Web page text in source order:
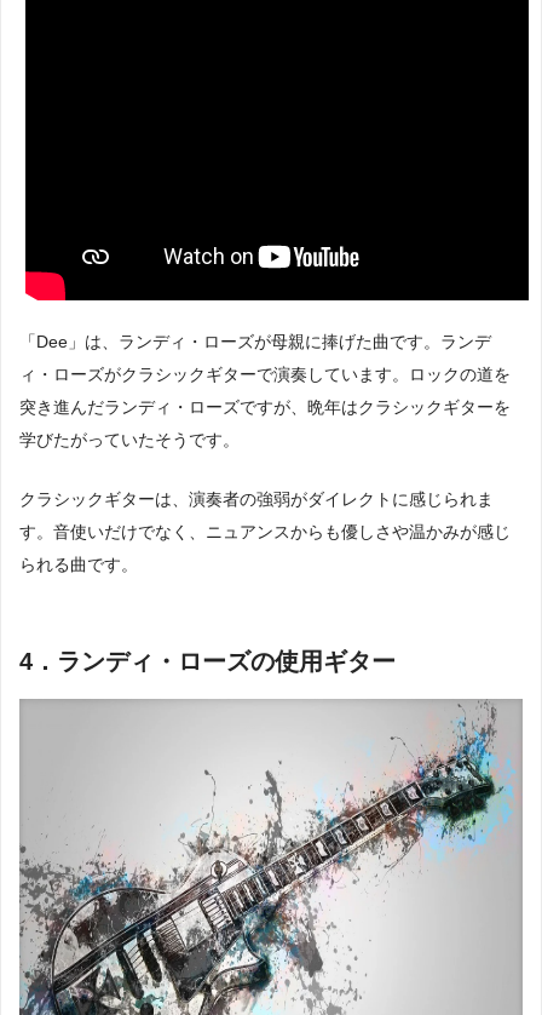
「Dee」は、ランディ・ローズが母親に捧げた曲です。ランデ
ィ・ローズがクラシックギターで演奏しています。ロックの道を
突き進んだランディ・ローズですが、晩年はクラシックギターを
学びたがっていたそうです。
クラシックギターは、演奏者の強弱がダイレクトに感じられま
す。音使いだけでなく、ニュアンスからも優しさや温かみが感じ
られる曲です。
4．ランディ・ローズの使用ギター